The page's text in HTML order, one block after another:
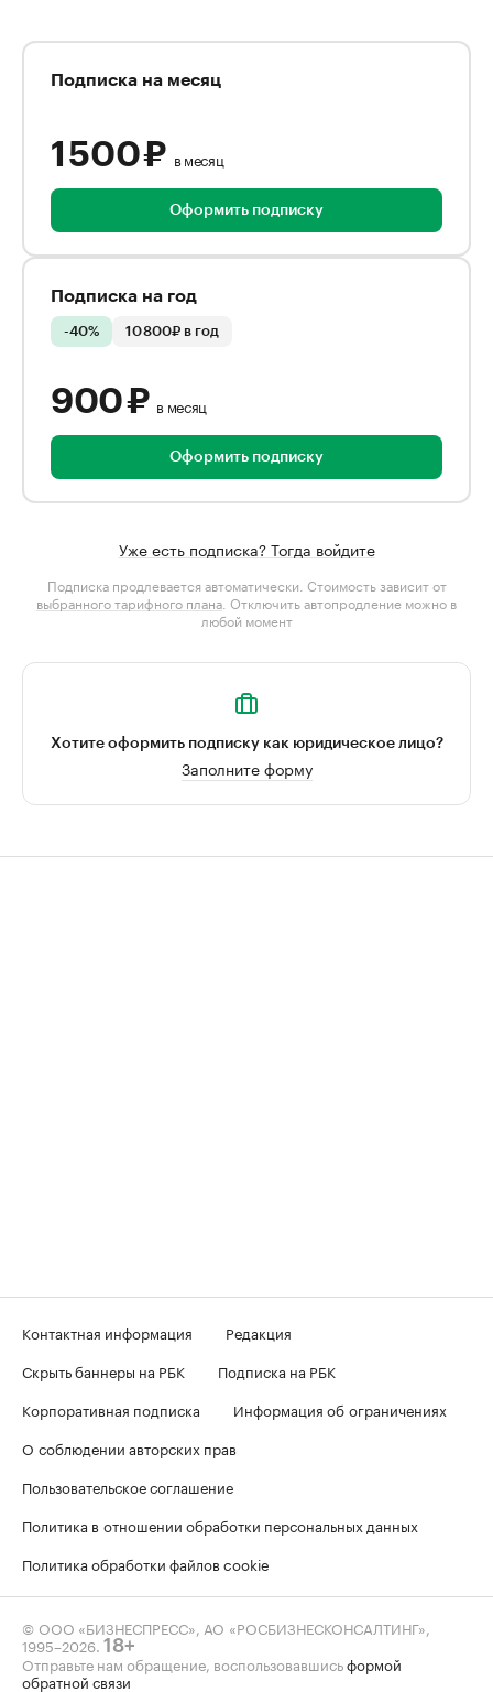
Подписка на месяц
1 500 ₽ в месяц
Оформить подписку
Подписка на год
-40% 10 800₽ в год
900 ₽ в месяц
Оформить подписку
Уже есть подписка? Тогда войдите
Подписка продлевается автоматически. Стоимость зависит от
выбранного тарифного плана . Отключить автопродление можно в
любой момент
Хотите оформить подписку как юридическое лицо?
Заполните форму
Контактная информация
Редакция
Скрыть баннеры на РБК
Подписка на РБК
Корпоративная подписка
Информация об ограничениях
О соблюдении авторских прав
Пользовательское соглашение
Политика в отношении обработки персональных данных
Политика обработки файлов cookie
© ООО «БИЗНЕСПРЕСС», АО «РОСБИЗНЕСКОНСАЛТИНГ»,
1995–2026. 18+
Отправьте нам обращение, воспользовавшисьформой
обратной связи